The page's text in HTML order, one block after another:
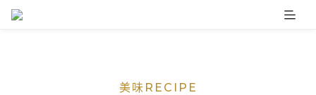
Skip
美味RECIPE